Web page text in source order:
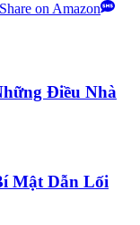
Share on Amazon
Điều Nhà
Mật Dẫn Lối